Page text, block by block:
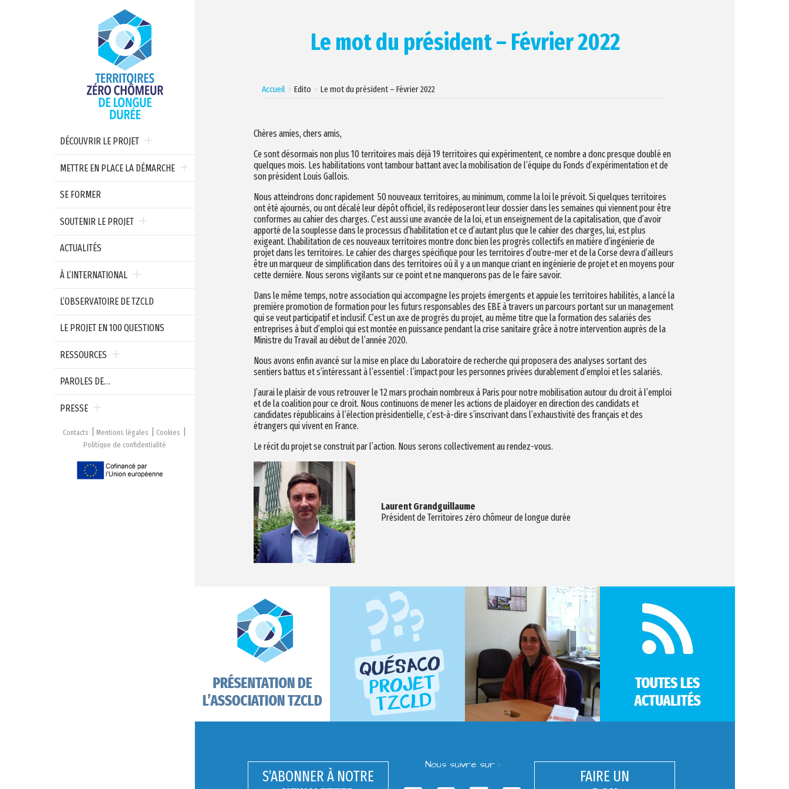
DÉCOUVRIR LE PROJET
METTRE EN PLACE LA DÉMARCHE
SE FORMER
SOUTENIR LE PROJET
ACTUALITÉS
À L’INTERNATIONAL
L’OBSERVATOIRE DE TZCLD
LE PROJET EN 100 QUESTIONS
RESSOURCES
PAROLES DE…
PRESSE
Contacts Mentions légales
Cookies
Politique de confidentialité
Le mot du président – Février 2022
Accueil Edito Le mot du président – Février 2022
Chères amies, chers amis,
Ce sont désormais non plus 10 territoires mais déjà 19 territoires qui expérimentent, ce nombre a donc presque doublé en
quelques mois. Les habilitations vont tambour battant avec la mobilisation de l’équipe du Fonds d’expérimentation et de
son président Louis Gallois.
Nous atteindrons donc rapidement 50 nouveaux territoires, au minimum, comme la loi le prévoit. Si quelques territoires
ont été ajournés, ou ont décalé leur dépôt officiel, ils redéposeront leur dossier dans les semaines qui viennent pour être
conformes au cahier des charges. C’est aussi une avancée de la loi, et un enseignement de la capitalisation, que d’avoir
apporté de la souplesse dans le processus d’habilitation et ce d’autant plus que le cahier des charges, lui, est plus
exigeant. L’habilitation de ces nouveaux territoires montre donc bien les progrès collectifs en matière d’ingénierie de
projet dans les territoires. Le cahier des charges spécifique pour les territoires d’outre-mer et de la Corse devra d’ailleurs
être un marqueur de simplification dans des territoires où il y a un manque criant en ingénierie de projet et en moyens pour
cette dernière. Nous serons vigilants sur ce point et ne manquerons pas de le faire savoir.
Dans le même temps, notre association qui accompagne les projets émergents et appuie les territoires habilités, a lancé la
première promotion de formation pour les futurs responsables des EBE à travers un parcours portant sur un management
qui se veut participatif et inclusif. C’est un axe de progrès du projet, au même titre que la formation des salariés des
entreprises à but d’emploi qui est montée en puissance pendant la crise sanitaire grâce à notre intervention auprès de la
Ministre du Travail au début de l’année 2020.
Nous avons enfin avancé sur la mise en place du Laboratoire de recherche qui proposera des analyses sortant des
sentiers battus et s’intéressant à l’essentiel : l’impact pour les personnes privées durablement d’emploi et les salariés.
J’aurai le plaisir de vous retrouver le 12 mars prochain nombreux à Paris pour notre mobilisation autour du droit à l’emploi
et de la coalition pour ce droit. Nous continuons de mener les actions de plaidoyer en direction des candidats et
candidates républicains à l’élection présidentielle, c’est-à-dire s’inscrivant dans l’exhaustivité des français et des
étrangers qui vivent en France.
Le récit du projet se construit par l’action. Nous serons collectivement au rendez-vous.
Laurent Grandguillaume
Président de Territoires zéro chômeur de longue durée
S’ABONNER À NOTRE
Nous suivre sur :
FAIRE UN